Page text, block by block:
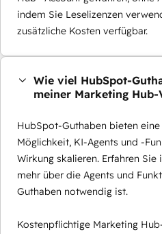
indem Sie Leselizenzen
zusätzliche Kosten verfügbar.
Wie viel HubSpot-
meiner Marketing Hub-
HubSpot-Guthaben bieten
Möglichkeit, KI-Agents und -
Wirkung skalieren. Erfahren Sie
mehr über die Agents und
Guthaben notwendig ist.
Kostenpflichtige Marketing